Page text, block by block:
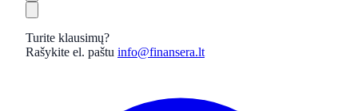
Turite klausimų?
Rašykite el. paštu info@finansera.lt